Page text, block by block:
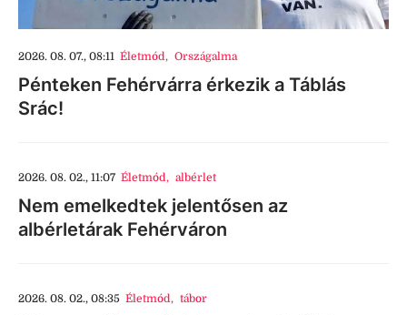
2026. 08. 07., 08:11 Életmód, Országalma
Pénteken Fehérvárra érkezik a Táblás
Srác!
2026. 08. 02., 11:07 Életmód, albérlet
Nem emelkedtek jelentősen az
albérletárak Fehérváron
2026. 08. 02., 08:35 Életmód, tábor